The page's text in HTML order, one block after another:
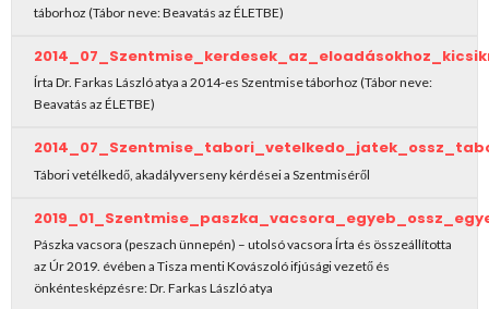
táborhoz (Tábor neve: Beavatás az ÉLETBE)
Írta Dr. Farkas László atya a 2014-es Szentmise táborhoz (Tábor neve:
Beavatás az ÉLETBE)
Tábori vetélkedő, akadályverseny kérdései a Szentmiséről
Pászka vacsora (peszach ünnepén) – utolsó vacsora Írta és összeállította
az Úr 2019. évében a Tisza menti Kovászoló ifjúsági vezető és
önkéntesképzésre: Dr. Farkas László atya